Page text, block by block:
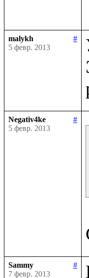
malykh
#
5 февр. 2013
Negativ4ke
#
5 февр. 2013
Sammy
#
7 февр. 2013